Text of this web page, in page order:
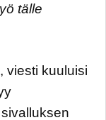
tälle
viesti kuuluisi